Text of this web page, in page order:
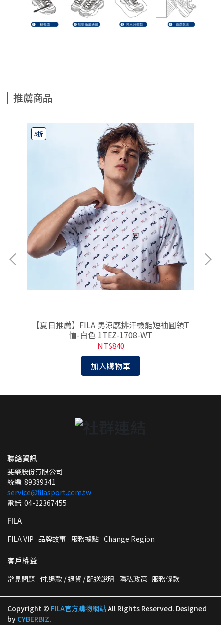
推薦商品
5折
【夏日推薦】FILA 男涼感排汗機能短袖圓領T
恤-白色 1TEZ-1708-WT
NT$840
加入購物車
聯絡資訊
斐樂股份有限公司
統編: 89389341
service@filasport.com.tw
電話: 04-22367455
FILA
FILA VIP 品牌故事 服務據點 Change Region
客戶權益
常見問題 付.退款 / 退貨 / 配送說明 隱私政策 服務條款
Copyright © FILA官方購物網站All Rights Reserved. Designed
by CYBERBIZ.